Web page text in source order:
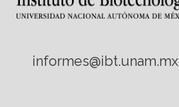
informes@ibt.unam.mx